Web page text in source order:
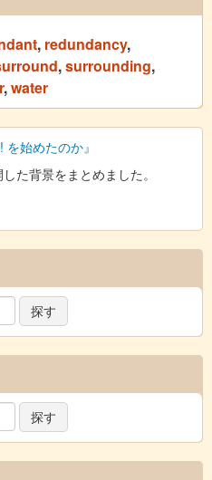
, redundancy,
,surrounding,
,water
を始めたのか』
た背景をまとめました。